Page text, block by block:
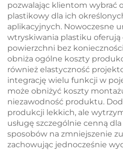
pozwalając klientom wybrać
plastikowy dla ich
aplikacyjnych. Nowoczesne
wtryskiwania plastiku oferują
powierzchni bez
obniża ogólne koszty
również elastyczność
integrację wielu funkcji w
może obniżyć koszty
niezawodność produktu.
produkcji lekkich, ale
usługę szczególnie cenną
sposobów na zmniejszenie
zachowując jednocześnie